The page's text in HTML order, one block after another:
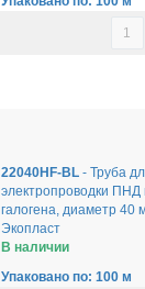
22040HF-BL -Труба
электропроводки ПНД
галогена, диаметр 40
Экопласт
В наличии
Упаковано по: 100 м